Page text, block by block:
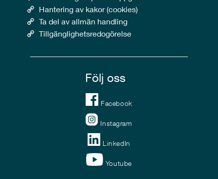
Hantering av kakor (cookies)
Ta del av allmän handling
Tillgänglighetsredogörelse
Följ oss
Facebook
Instagram
LinkedIn
Youtube